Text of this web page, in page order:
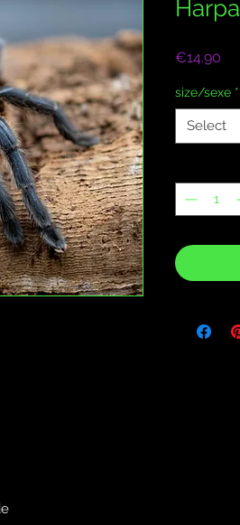
€14.90
size/sexe *
Select